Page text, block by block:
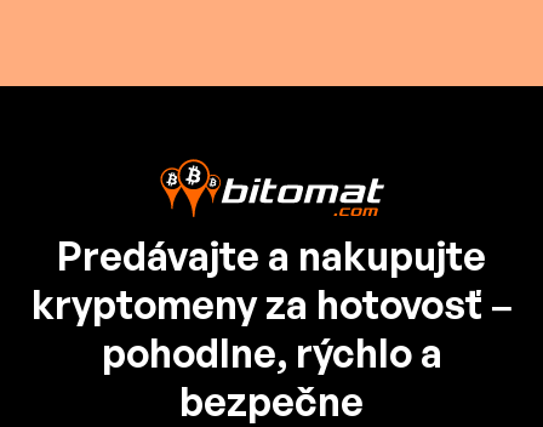
Predávajte a nakupujte
kryptomeny za hotovosť –
pohodlne, rýchlo a
bezpečne